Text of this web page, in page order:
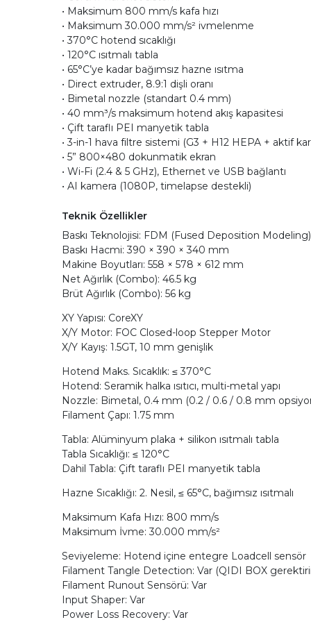
• Maksimum 800 mm/s kafa hızı
• Maksimum 30.000 mm/s² ivmelenme
• 370°C hotend sıcaklığı
• 120°C ısıtmalı tabla
• 65°C’ye kadar bağımsız hazne ısıtma
• Direct extruder, 8.9:1 dişli oranı
• Bimetal nozzle (standart 0.4 mm)
• 40 mm³/s maksimum hotend akış kapasitesi
• Çift taraflı PEI manyetik tabla
• 3-in-1 hava filtre sistemi (G3 + H12 HEPA + aktif
• 5” 800×480 dokunmatik ekran
• Wi-Fi (2.4 & 5 GHz), Ethernet ve USB bağlantı
• AI kamera (1080P, timelapse destekli)
Teknik Özellikler
Baskı Teknolojisi: FDM (Fused Deposition Modeling)
Baskı Hacmi: 390 × 390 × 340 mm
Makine Boyutları: 558 × 578 × 612 mm
Net Ağırlık (Combo): 46.5 kg
Brüt Ağırlık (Combo): 56 kg
XY Yapısı: CoreXY
X/Y Motor: FOC Closed-loop Stepper Motor
X/Y Kayış: 1.5GT, 10 mm genişlik
Hotend Maks. Sıcaklık: ≤ 370°C
Hotend: Seramik halka ısıtıcı, multi-metal yapı
Nozzle: Bimetal, 0.4 mm (0.2 / 0.6 / 0.8 mm
Filament Çapı: 1.75 mm
Tabla: Alüminyum plaka + silikon ısıtmalı tabla
Tabla Sıcaklığı: ≤ 120°C
Dahil Tabla: Çift taraflı PEI manyetik tabla
Hazne Sıcaklığı: 2. Nesil, ≤ 65°C, bağımsız ısıtmalı
Maksimum Kafa Hızı: 800 mm/s
Maksimum İvme: 30.000 mm/s²
Seviyeleme: Hotend içine entegre Loadcell sensör
Filament Tangle Detection: Var (QIDI BOX
Filament Runout Sensörü: Var
Input Shaper: Var
Power Loss Recovery: Var